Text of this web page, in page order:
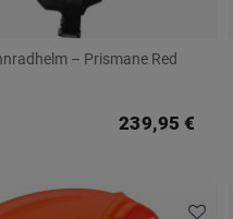
– Prismane Red
239,95 €